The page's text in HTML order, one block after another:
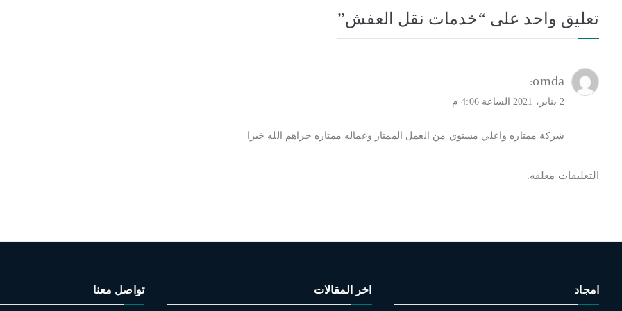
تعليق واحد على “خدمات نقل العفش”
omda
:
2 يناير، 2021 الساعة 4:06 م
شركة ممتازه واعلي مستوي من العمل الممتاز وعماله ممتازه جزاهم الله خيرا
التعليقات مغلقة.
امجاد اخر المقالات تواصل معنا